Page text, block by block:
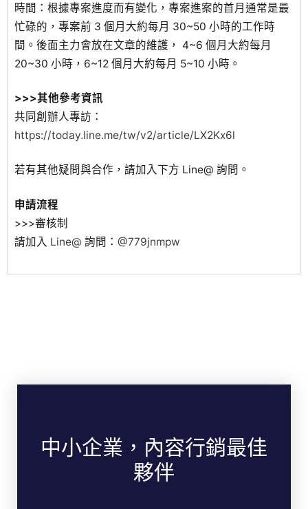
時間：根據專案進度而有變化，專案進案的首月通常是最
忙碌的，專案前 3 個月大約每月 30~50 小時的工作時
間。後面主力會放在文章的維護， 4~6 個月大約每月
20~30 小時，6~12 個月大約每月 5~10 小時。
>>>其他參考資訊
共同創辦人專訪：
https://today.line.me/tw/v2/article/LX2Kx6l
若有其他疑問與合作，請加入下方 Line@ 詢問。
申請流程
>>>審核制
請加入 Line@ 詢問： @779jnmpw
中小企業，內容行銷最佳
夥伴